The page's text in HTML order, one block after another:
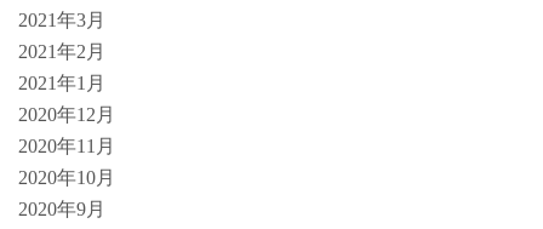
2021年3月
2021年2月
2021年1月
2020年12月
2020年11月
2020年10月
2020年9月